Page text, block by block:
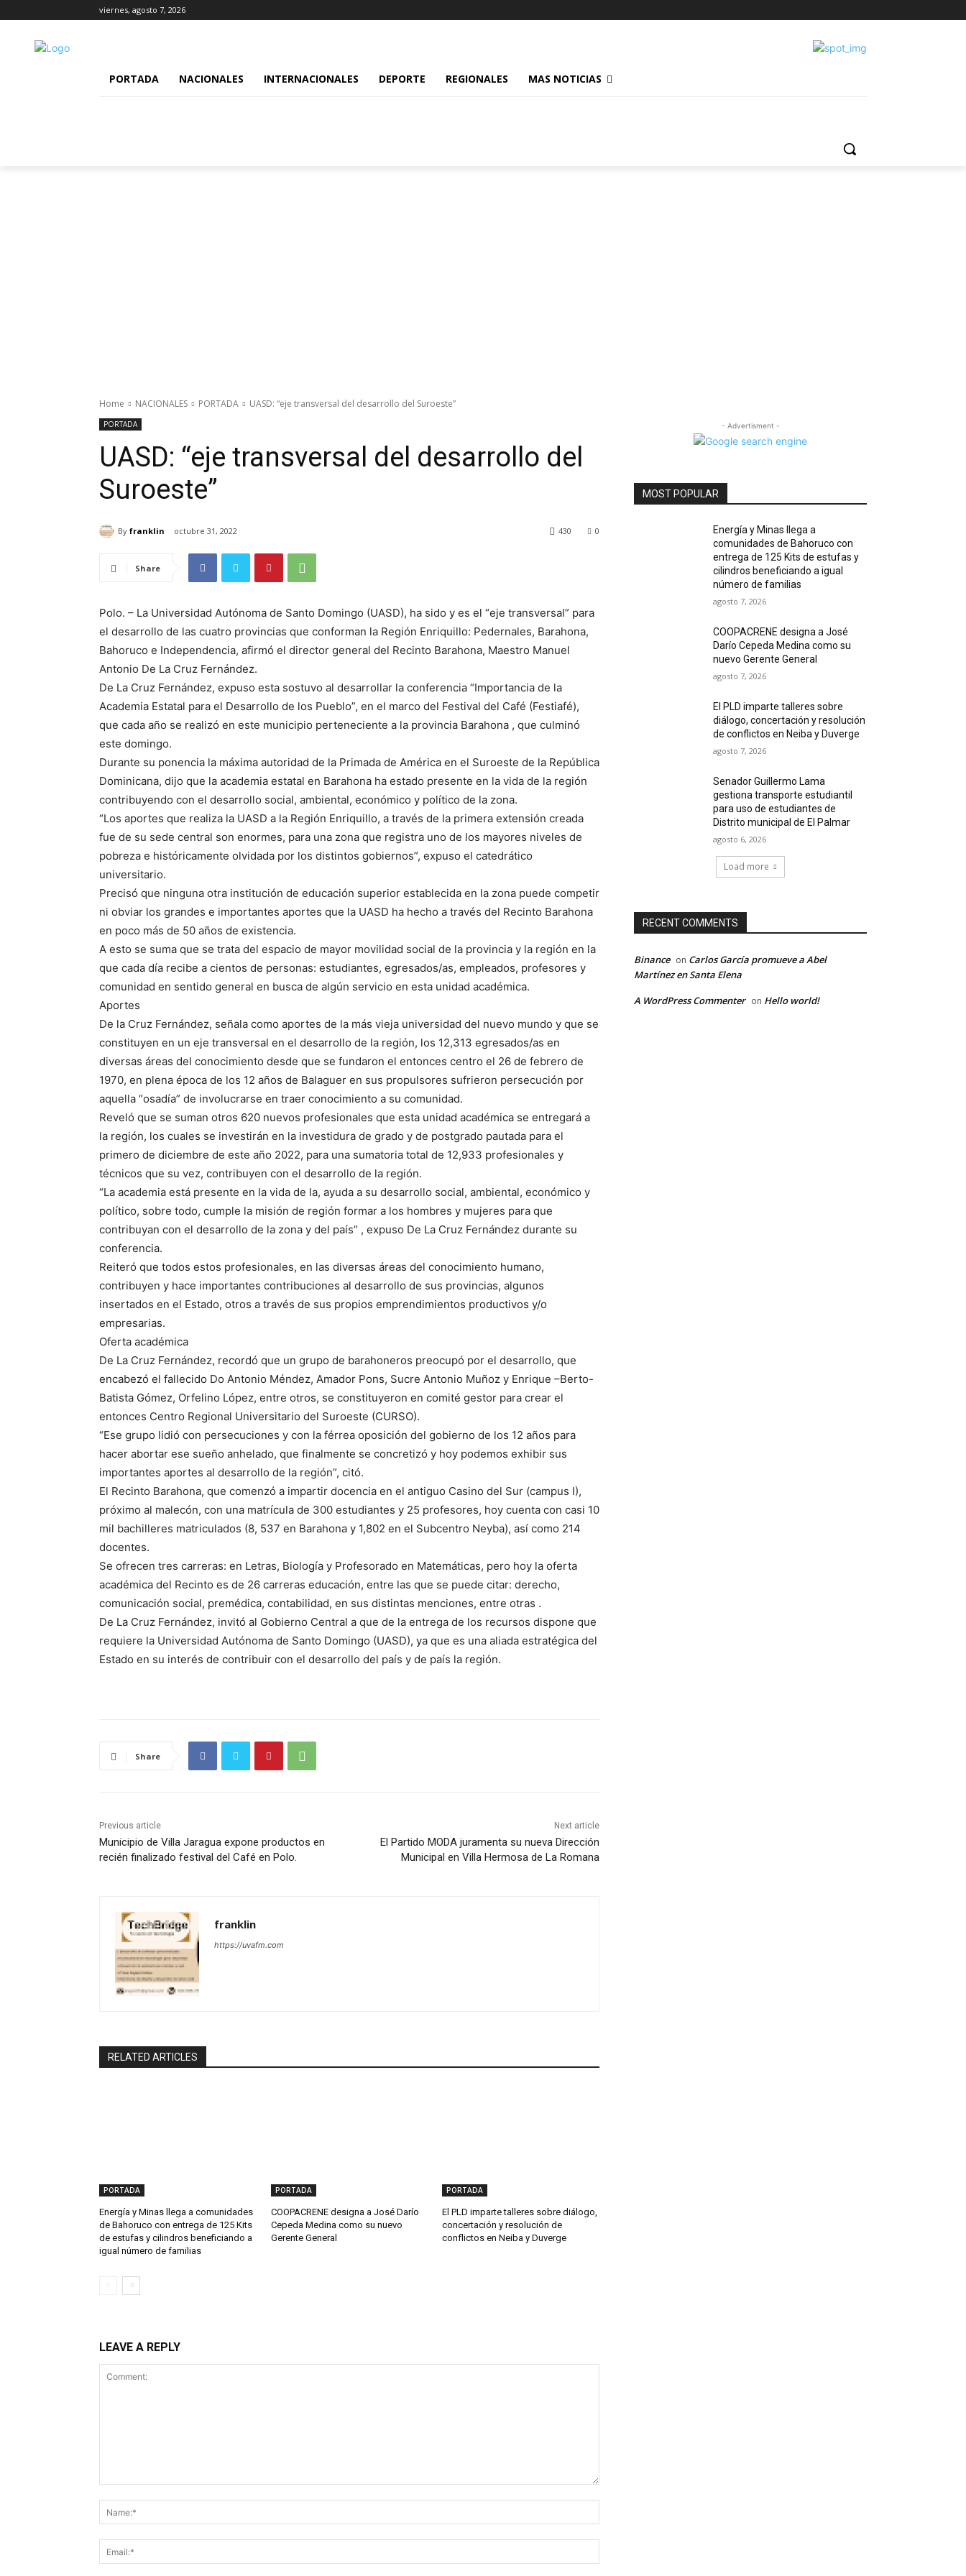
viernes, agosto 7, 2026
PORTADA NACIONALES INTERNACIONALES DEPORTE REGIONALES MAS NOTICIAS
Home NACIONALES PORTADA UASD: “eje transversal del desarrollo del Suroeste”
PORTADA
UASD: “eje transversal del desarrollo del
Suroeste”
By franklin octubre 31, 2022 0
430
Share
Polo. – La Universidad Autónoma de Santo Domingo (UASD), ha sido y es el “eje transversal” para
el desarrollo de las cuatro provincias que conforman la Región Enriquillo: Pedernales, Barahona,
Bahoruco e Independencia, afirmó el director general del Recinto Barahona, Maestro Manuel
Antonio De La Cruz Fernández.
De La Cruz Fernández, expuso esta sostuvo al desarrollar la conferencia “Importancia de la
Academia Estatal para el Desarrollo de los Pueblo”, en el marco del Festival del Café (Festiafé),
que cada año se realizó en este municipio perteneciente a la provincia Barahona , que culminó
este domingo.
Durante su ponencia la máxima autoridad de la Primada de América en el Suroeste de la República
Dominicana, dijo que la academia estatal en Barahona ha estado presente en la vida de la región
contribuyendo con el desarrollo social, ambiental, económico y político de la zona.
“Los aportes que realiza la UASD a la Región Enriquillo, a través de la primera extensión creada
fue de su sede central son enormes, para una zona que registra uno de los mayores niveles de
pobreza e históricamente olvidada por los distintos gobiernos”, expuso el catedrático
universitario.
Precisó que ninguna otra institución de educación superior establecida en la zona puede competir
ni obviar los grandes e importantes aportes que la UASD ha hecho a través del Recinto Barahona
en poco más de 50 años de existencia.
A esto se suma que se trata del espacio de mayor movilidad social de la provincia y la región en la
que cada día recibe a cientos de personas: estudiantes, egresados/as, empleados, profesores y
comunidad en sentido general en busca de algún servicio en esta unidad académica.
Aportes
De la Cruz Fernández, señala como aportes de la más vieja universidad del nuevo mundo y que se
constituyen en un eje transversal en el desarrollo de la región, los 12,313 egresados/as en
diversas áreas del conocimiento desde que se fundaron el entonces centro el 26 de febrero de
1970, en plena época de los 12 años de Balaguer en sus propulsores sufrieron persecución por
aquella “osadía” de involucrarse en traer conocimiento a su comunidad.
Reveló que se suman otros 620 nuevos profesionales que esta unidad académica se entregará a
la región, los cuales se investirán en la investidura de grado y de postgrado pautada para el
primero de diciembre de este año 2022, para una sumatoria total de 12,933 profesionales y
técnicos que su vez, contribuyen con el desarrollo de la región.
“La academia está presente en la vida de la, ayuda a su desarrollo social, ambiental, económico y
político, sobre todo, cumple la misión de región formar a los hombres y mujeres para que
contribuyan con el desarrollo de la zona y del país” , expuso De La Cruz Fernández durante su
conferencia.
Reiteró que todos estos profesionales, en las diversas áreas del conocimiento humano,
contribuyen y hace importantes contribuciones al desarrollo de sus provincias, algunos
insertados en el Estado, otros a través de sus propios emprendimientos productivos y/o
empresarias.
Oferta académica
De La Cruz Fernández, recordó que un grupo de barahoneros preocupó por el desarrollo, que
encabezó el fallecido Do Antonio Méndez, Amador Pons, Sucre Antonio Muñoz y Enrique –Berto-
Batista Gómez, Orfelino López, entre otros, se constituyeron en comité gestor para crear el
entonces Centro Regional Universitario del Suroeste (CURSO).
“Ese grupo lidió con persecuciones y con la férrea oposición del gobierno de los 12 años para
hacer abortar ese sueño anhelado, que finalmente se concretizó y hoy podemos exhibir sus
importantes aportes al desarrollo de la región”, citó.
El Recinto Barahona, que comenzó a impartir docencia en el antiguo Casino del Sur (campus I),
próximo al malecón, con una matrícula de 300 estudiantes y 25 profesores, hoy cuenta con casi 10
mil bachilleres matriculados (8, 537 en Barahona y 1,802 en el Subcentro Neyba), así como 214
docentes.
Se ofrecen tres carreras: en Letras, Biología y Profesorado en Matemáticas, pero hoy la oferta
académica del Recinto es de 26 carreras educación, entre las que se puede citar: derecho,
comunicación social, premédica, contabilidad, en sus distintas menciones, entre otras .
De La Cruz Fernández, invitó al Gobierno Central a que de la entrega de los recursos dispone que
requiere la Universidad Autónoma de Santo Domingo (UASD), ya que es una aliada estratégica del
Estado en su interés de contribuir con el desarrollo del país y de país la región.
Share
Previous article
Municipio de Villa Jaragua expone productos en
recién finalizado festival del Café en Polo.
Next article
El Partido MODA juramenta su nueva Dirección
Municipal en Villa Hermosa de La Romana
franklin
https://uvafm.com
RELATED ARTICLES
PORTADA
Energía y Minas llega a comunidades
de Bahoruco con entrega de 125 Kits
de estufas y cilindros beneficiando a
igual número de familias
PORTADA
COOPACRENE designa a José Darío
Cepeda Medina como su nuevo
Gerente General
PORTADA
El PLD imparte talleres sobre diálogo,
concertación y resolución de
conflictos en Neiba y Duverge
LEAVE A REPLY
- Advertisment -
MOST POPULAR
Energía y Minas llega a
comunidades de Bahoruco con
entrega de 125 Kits de estufas y
cilindros beneficiando a igual
número de familias
agosto 7, 2026
COOPACRENE designa a José
Darío Cepeda Medina como su
nuevo Gerente General
agosto 7, 2026
El PLD imparte talleres sobre
diálogo, concertación y resolución
de conflictos en Neiba y Duverge
agosto 7, 2026
Senador Guillermo Lama
gestiona transporte estudiantil
para uso de estudiantes de
Distrito municipal de El Palmar
agosto 6, 2026
Load more
RECENT COMMENTS
Binance on Carlos García promueve a Abel
Martínez en Santa Elena
A WordPress Commenter on Hello world!